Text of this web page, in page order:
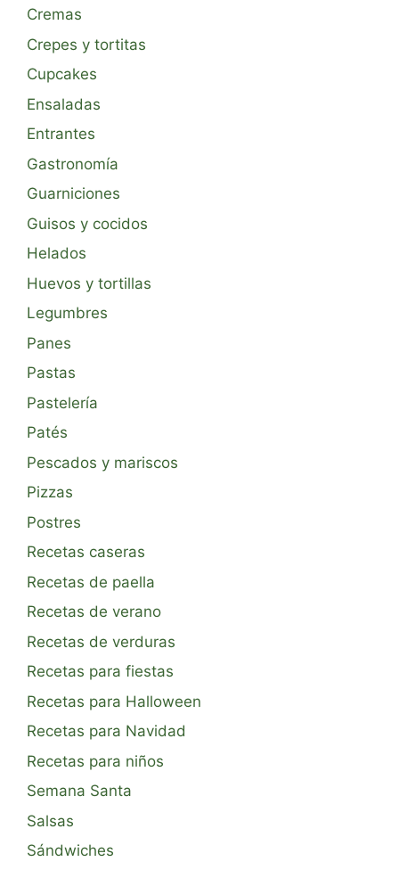
Cremas
Crepes y tortitas
Cupcakes
Ensaladas
Entrantes
Gastronomía
Guarniciones
Guisos y cocidos
Helados
Huevos y tortillas
Legumbres
Panes
Pastas
Pastelería
Patés
Pescados y mariscos
Pizzas
Postres
Recetas caseras
Recetas de paella
Recetas de verano
Recetas de verduras
Recetas para fiestas
Recetas para Halloween
Recetas para Navidad
Recetas para niños
Semana Santa
Salsas
Sándwiches